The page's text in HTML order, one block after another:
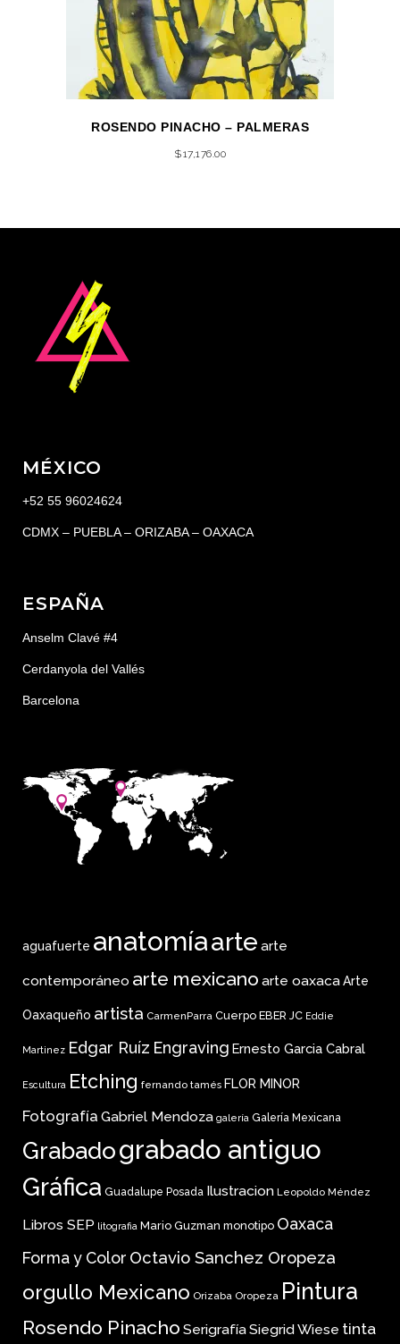
ROSENDO PINACHO – PALMERAS
$17,176.00
MÉXICO
+52 55 96024624
CDMX – PUEBLA – ORIZABA – OAXACA
ESPAÑA
Anselm Clavé #4
Cerdanyola del Vallés
Barcelona
aguafuerte anatomíaarte arte
contemporáneo arte mexicano arte oaxacaArte
Oaxaqueño artista CarmenParra Cuerpo EBER JC Eddie
Martinez Edgar Ruíz Engraving Ernesto Garcia Cabral
Escultura Etching fernando tamés FLOR MINOR
Fotografía Gabriel Mendoza galería Galería Mexicana
Grabadograbado antiguo
Gráfica Guadalupe Posada Ilustracion Leopoldo Méndez
Libros SEP litografia Mario Guzman monotipo Oaxaca
Forma y Color Octavio Sanchez Oropeza
orgullo Mexicano Orizaba Oropeza Pintura
Rosendo Pinacho SerigrafíaSiegrid Wiese tinta